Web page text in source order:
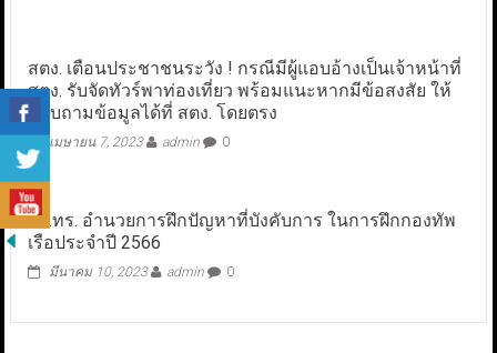
สตง. เตือนประชาชนระวัง ! กรณีมีผู้แอบอ้างเป็นเจ้าหน้าที่
สตง. รับจัดทัวร์พาท่องเที่ยว พร้อมแนะหากมีข้อสงสัย ให้
สอบถามข้อมูลได้ที่ สตง. โดยตรง
เมษายน 7, 2023 admin 0
ผบ.ทร. อำนวยการฝึกปัญหาที่บังคับการ ในการฝึกกองทัพ
เรือประจำปี 2566
มีนาคม 10, 2023 admin 0